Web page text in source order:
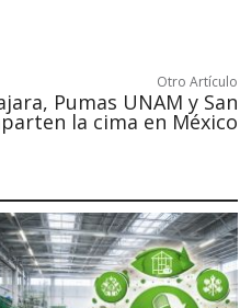
Otro Artículo
Pumas UNAM y San
la cima en México